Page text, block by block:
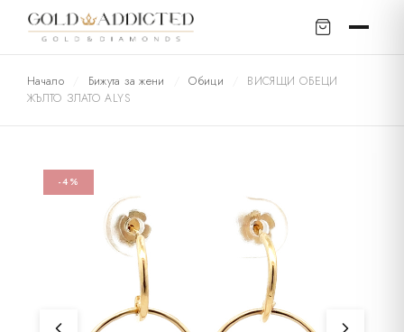
Начало Бижута за жени Обици
ВИСЯЩИ ОБЕЦИ
ЖЪЛТО ЗЛАТО ALYS
-4%